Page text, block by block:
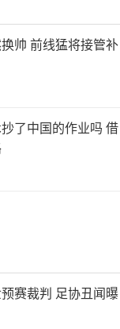
帅 前线猛将接管补
了中国的作业吗 借
赛裁判 足协丑闻曝